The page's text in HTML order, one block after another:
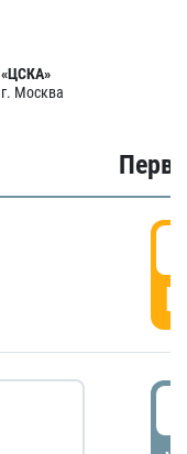
«ЦСКА»
г. Москва